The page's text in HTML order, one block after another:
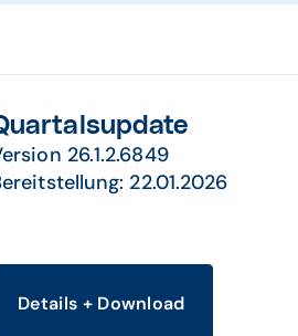
26.1.2.6849
22.01.2026
Details + Download